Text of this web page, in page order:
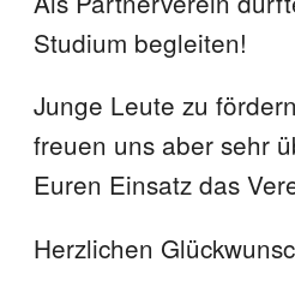
Studium begleiten!
Junge Leute zu
freuen uns aber sehr
Euren Einsatz das
Herzlichen